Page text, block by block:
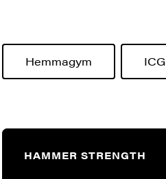
Hemmagym ICG
HAMMER STRENGTH